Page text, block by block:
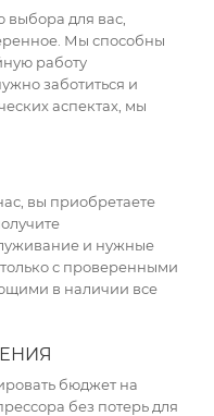
для вас,
Мы способны
работу
заботиться и
аспектах, мы
вы приобретаете
и нужные
с проверенными
в наличии все
бюджет на
без потерь для